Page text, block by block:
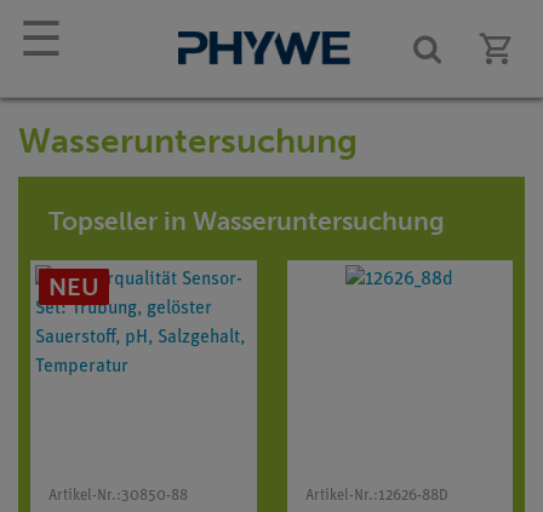
☰
Wasseruntersuchung
Topseller in Wasseruntersuchung
NEU
Artikel-Nr.:30850-88 Artikel-Nr.:12626-88D